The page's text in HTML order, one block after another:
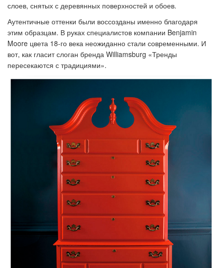
слоев, снятых с деревянных поверхностей и обоев.
Аутентичные оттенки были воссозданы именно благодаря
этим образцам. В руках специалистов компании Benjamin
Moore цвета 18-го века неожиданно стали современными. И
вот, как гласит слоган бренда Williamsburg «Тренды
пересекаются с традициями».